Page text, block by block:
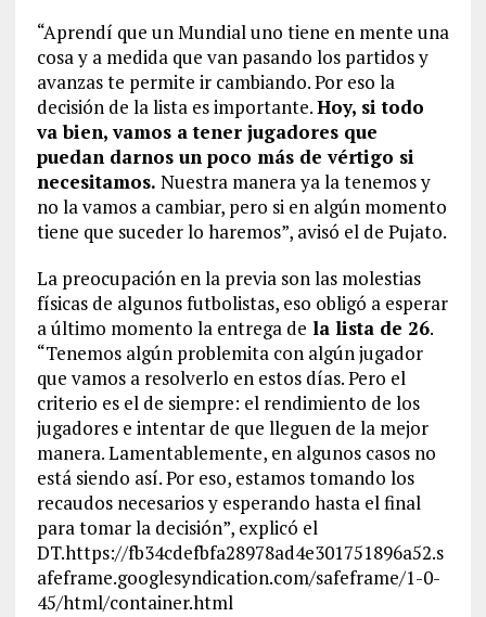
“Aprendí que un Mundial uno tiene en mente una
cosa y a medida que van pasando los partidos y
avanzas te permite ir cambiando. Por eso la
decisión de la lista es importante.Hoy, si todo
va bien, vamos a tener jugadores que
puedan darnos un poco más de vértigo si
necesitamos. Nuestra manera ya la tenemos y
no la vamos a cambiar, pero si en algún momento
tiene que suceder lo haremos”, avisó el de Pujato.
La preocupación en la previa son las molestias
físicas de algunos futbolistas, eso obligó a esperar
a último momento la entrega de la lista de 26.
“Tenemos algún problemita con algún jugador
que vamos a resolverlo en estos días. Pero el
criterio es el de siempre: el rendimiento de los
jugadores e intentar de que lleguen de la mejor
manera. Lamentablemente, en algunos casos no
está siendo así. Por eso, estamos tomando los
recaudos necesarios y esperando hasta el final
para tomar la decisión”, explicó el
DT.https://fb34cdefbfa28978ad4e301751896a52.s
afeframe.googlesyndication.com/safeframe/1-0-
45/html/container.html